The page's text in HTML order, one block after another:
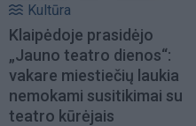
Kultūra
Klaipėdoje prasidėjo
„Jauno teatro dienos“:
vakare miestiečių laukia
nemokami susitikimai su
teatro kūrėjais